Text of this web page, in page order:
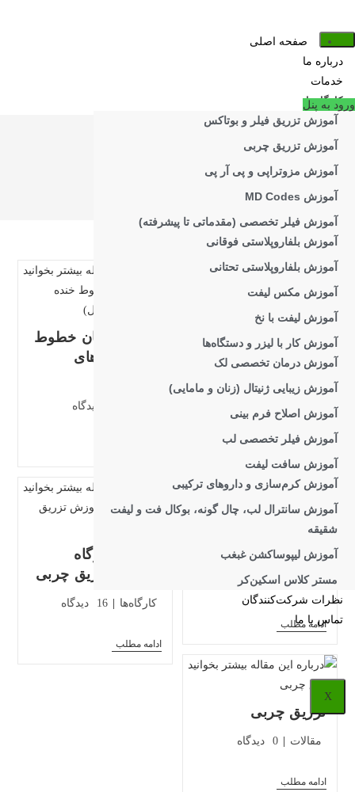
به
محتوا
صفحه اصلی
درباره ما
خدمات
کارگاه‌ها
آموزش تزریق فیلر و بوتاکس
آموزش تزریق چربی
آموزش مزوتراپی و پی آر پی
آموزش MD Codes
آموزش فیلر تخصصی (مقدماتی تا پیشرفته)
آموزش بلفاروپلاستی فوقانی
آموزش بلفاروپلاستی تحتانی
آموزش مکس لیفت
آموزش لیفت با نخ
آموزش کار با لیزر و دستگاه‌ها
آموزش درمان تخصصی لک
آموزش زیبایی ژنیتال (زنان و مامایی)
آموزش اصلاح فرم بینی
آموزش فیلر تخصصی لب
آموزش سافت لیفت
آموزش کرم‌سازی و داروهای ترکیبی
آموزش سانترال لب، چال گونه، بوکال فت و لیفت
شقیقه
آموزش لیپوساکشن غبغب
مستر کلاس اسکین‌کر
نظرات شرکت‌کنندگان
تماس با ما
X
ورود به پنل
تزریق چربی
> تزریق چربی
علل و درمان خطوط
خنده (چین‌های
پست:
پست:
خطوط
(چین‌های
آیا بوتاکس زیر چشم
برای از بین بردن
مقالات
ادامه مطلبآیا
بوتاکس
زیر
چشم
از
چروک
موثر
است؟
معرفی کارگاه
آموزش تزریق چربی
دسته‌بندی
پست:
کارگاه‌ها
دیدگاه‌های
16 دیدگاه
ادامه مطلبمعرفی
تزریق چربی صورت
و بدن
دسته‌بندی
پست:
خدمات
دیدگاه‌های
پست:
0 دیدگاه
ادامه مطلبتزریق
و
بدن
تزریق چربی
دسته‌بندی
مقالات
دیدگاه‌های
0 دیدگاه
ادامه مطلبتزریق